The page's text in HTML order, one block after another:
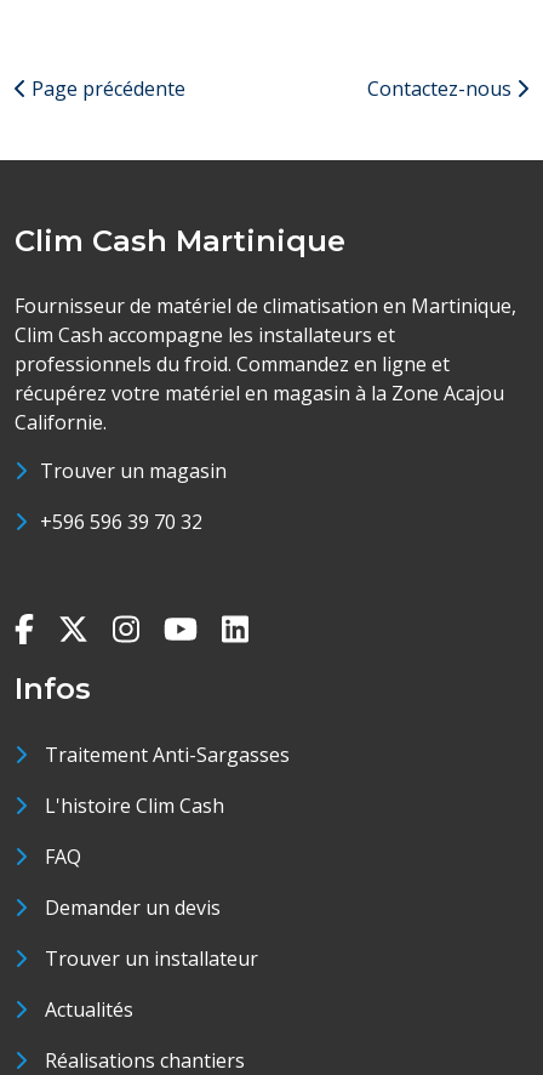
Page précédente Contactez-nous
Clim Cash Martinique
Fournisseur de matériel de climatisation en Martinique,
Clim Cash accompagne les installateurs et
professionnels du froid. Commandez en ligne et
récupérez votre matériel en magasin à la Zone Acajou
Californie.
Trouver un magasin
+596 596 39 70 32
Infos
Traitement Anti-Sargasses
L'histoire Clim Cash
FAQ
Demander un devis
Trouver un installateur
Actualités
Réalisations chantiers